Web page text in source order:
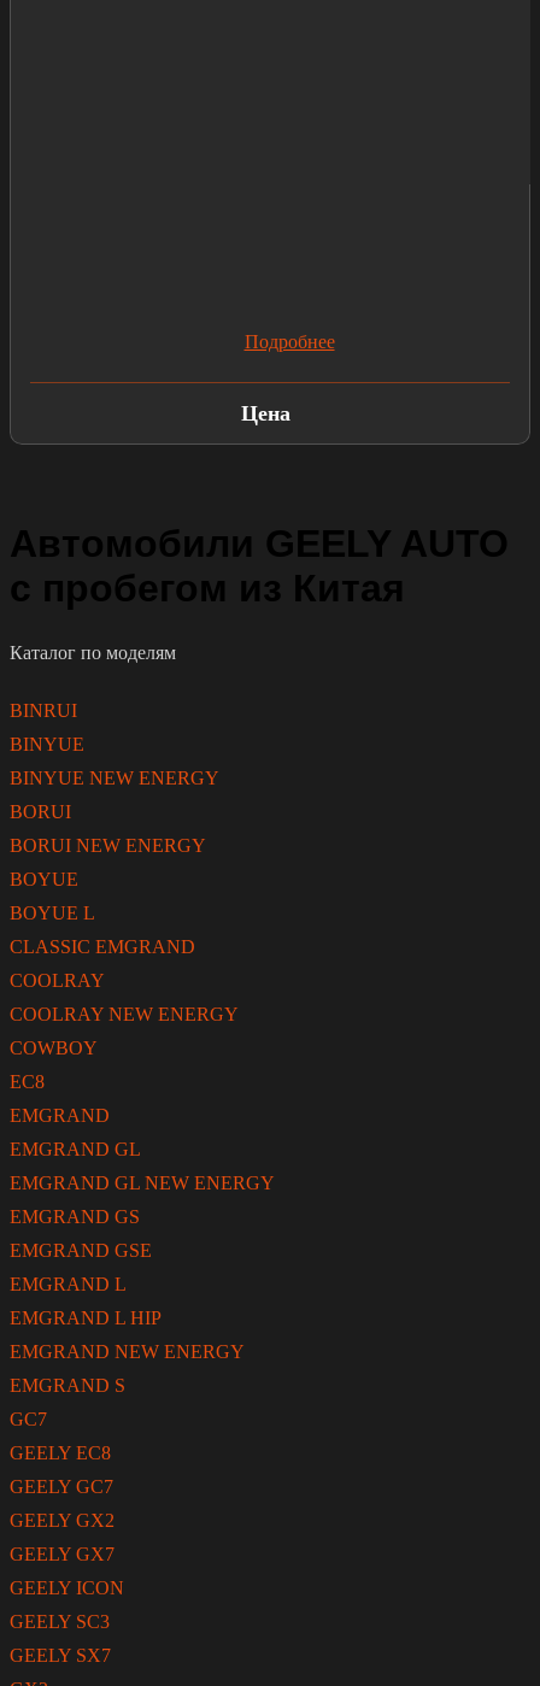
Подробнее
Цена
Автомобили GEELY AUTO
с пробегом из Китая
Каталог по моделям
BINRUI
BINYUE
BINYUE NEW ENERGY
BORUI
BORUI NEW ENERGY
BOYUE
BOYUE L
CLASSIC EMGRAND
COOLRAY
COOLRAY NEW ENERGY
COWBOY
EC8
EMGRAND
EMGRAND GL
EMGRAND GL NEW ENERGY
EMGRAND GS
EMGRAND GSE
EMGRAND L
EMGRAND L HIP
EMGRAND NEW ENERGY
EMGRAND S
GC7
GEELY EC8
GEELY GC7
GEELY GX2
GEELY GX7
GEELY ICON
GEELY SC3
GEELY SX7